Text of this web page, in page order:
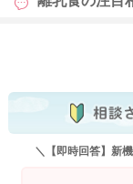
＼【即時回答】新